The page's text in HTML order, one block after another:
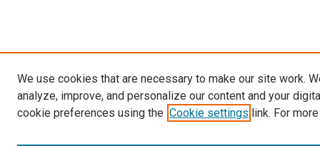
We use cookies that are necessary to make our site work.
analyze, improve, and personalize our content and your
cookie preferences using the Cookie settings link. For